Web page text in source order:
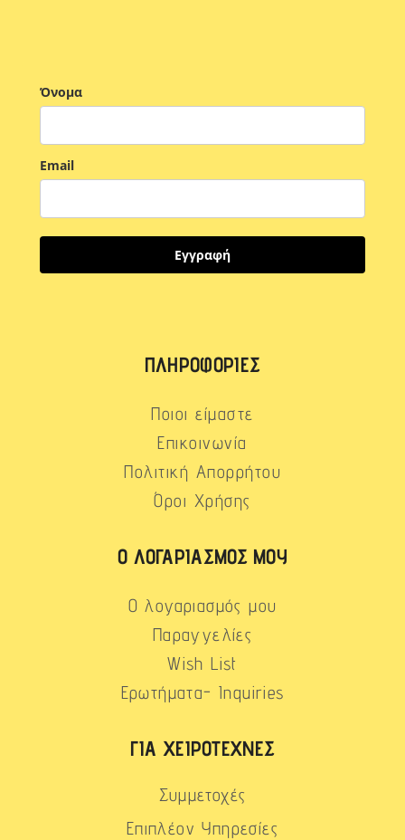
Όνομα
Email
Εγγραφή
ΠΛΗΡΟΦΟΡΊΕΣ
Ποιοι είμαστε
Επικοινωνία
Πολιτική Απορρήτου
Όροι Χρήσης
Ο ΛΟΓΑΡΙΑΣΜΌΣ ΜΟΥ
Ο λογαριασμός μου
Παραγγελίες
Wish List
Ερωτήματα- Inquiries
ΓΙΑ ΧΕΙΡΟΤΈΧΝΕΣ
Συμμετοχές
Επιπλέον Υπηρεσίες